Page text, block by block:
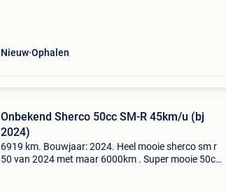
Nieuw Ophalen
Onbekend Sherco 50cc SM-R 45km/u (bj
2024)
6919 km. Bouwjaar: 2024. Heel mooie sherco sm r
50 van 2024 met maar 6000km . Super mooie 50cc